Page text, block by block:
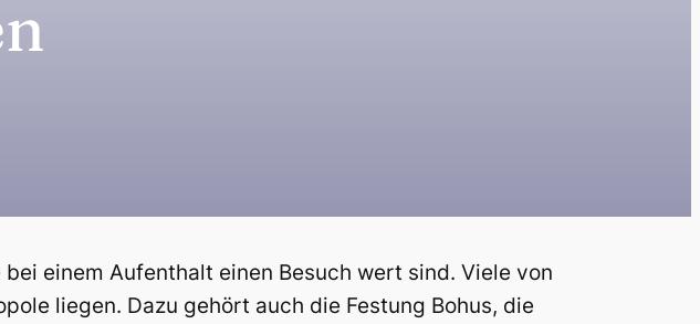
einem Aufenthalt einen Besuch wert sind. Viele von
liegen. Dazu gehört auch die Festung Bohus, die